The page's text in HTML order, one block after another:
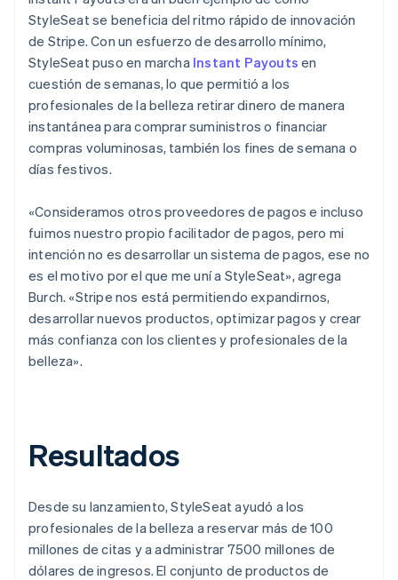
StyleSeat se beneficia del ritmo rápido de innovación
de Stripe. Con un esfuerzo de desarrollo mínimo,
StyleSeat puso en marcha Instant Payouts en
cuestión de semanas, lo que permitió a los
profesionales de la belleza retirar dinero de manera
instantánea para comprar suministros o financiar
compras voluminosas, también los fines de semana o
días festivos.
«Consideramos otros proveedores de pagos e incluso
fuimos nuestro propio facilitador de pagos, pero mi
intención no es desarrollar un sistema de pagos, ese no
es el motivo por el que me uní a StyleSeat», agrega
Burch. «Stripe nos está permitiendo expandirnos,
desarrollar nuevos productos, optimizar pagos y crear
más confianza con los clientes y profesionales de la
belleza».
Resultados
Desde su lanzamiento, StyleSeat ayudó a los
profesionales de la belleza a reservar más de 100
millones de citas y a administrar 7500 millones de
dólares de ingresos. El conjunto de productos de